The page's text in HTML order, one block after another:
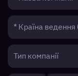
* Країна ведення
Тип компанії